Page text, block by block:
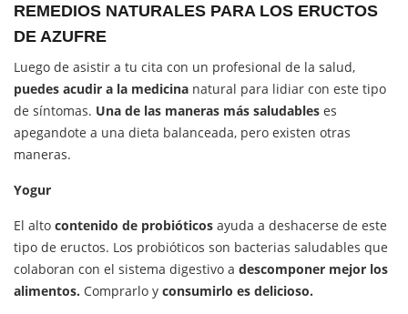
REMEDIOS NATURALES PARA LOS ERUCTOS
DE AZUFRE
Luego de asistir a tu cita con un profesional de la salud,
puedes acudir a la medicina natural para lidiar con este tipo
de síntomas. Una de las maneras más saludables es
apegandote a una dieta balanceada, pero existen otras
maneras.
Yogur
El alto contenido de probióticos ayuda a deshacerse de este
tipo de eructos. Los probióticos son bacterias saludables que
colaboran con el sistema digestivo a descomponer mejor los
alimentos. Comprarlo y consumirlo es delicioso.